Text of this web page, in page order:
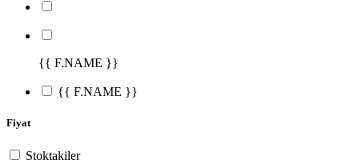
{{ F.NAME }}
{{ F.NAME }}
Fiyat
Stoktakiler